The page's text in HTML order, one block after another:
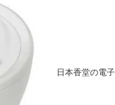
日本香堂の電子